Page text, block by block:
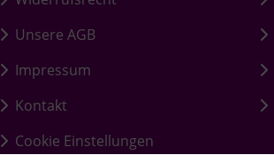
Unsere AGB
Impressum
Kontakt
Cookie Einstellungen